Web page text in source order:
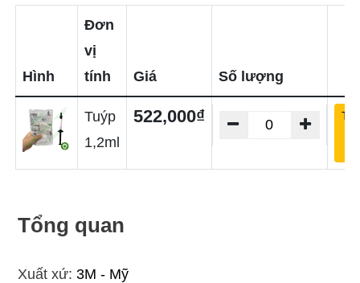
Hình
Đơn
vị
tính
Giá Số lượng
Tuýp
1,2ml
522,000₫
Tổng quan
Xuất xứ: 3M - Mỹ